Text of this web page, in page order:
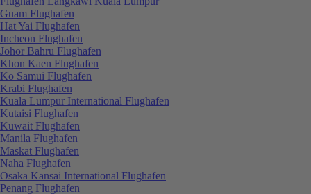
Guam Flughafen
Hat Yai Flughafen
Incheon Flughafen
Johor Bahru Flughafen
Khon Kaen Flughafen
Ko Samui Flughafen
Krabi Flughafen
Kuala Lumpur International Flughafen
Kutaisi Flughafen
Kuwait Flughafen
Manila Flughafen
Maskat Flughafen
Naha Flughafen
Osaka Kansai International Flughafen
Penang Flughafen